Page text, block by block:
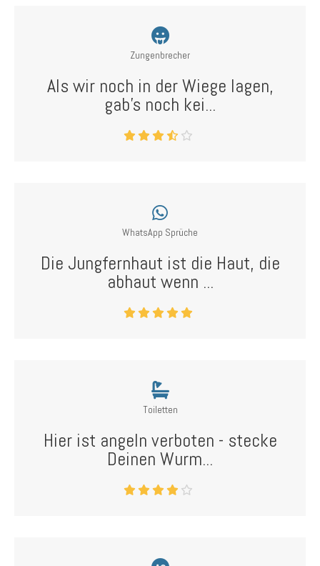
Zungenbrecher
Als wir noch in der Wiege lagen,
gab's noch kei...
WhatsApp Sprüche
Die Jungfernhaut ist die Haut, die
abhaut wenn ...
Toiletten
Hier ist angeln verboten - stecke
Deinen Wurm...